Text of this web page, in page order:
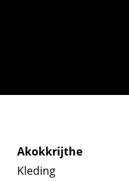
Akokkrijthe
Kleding